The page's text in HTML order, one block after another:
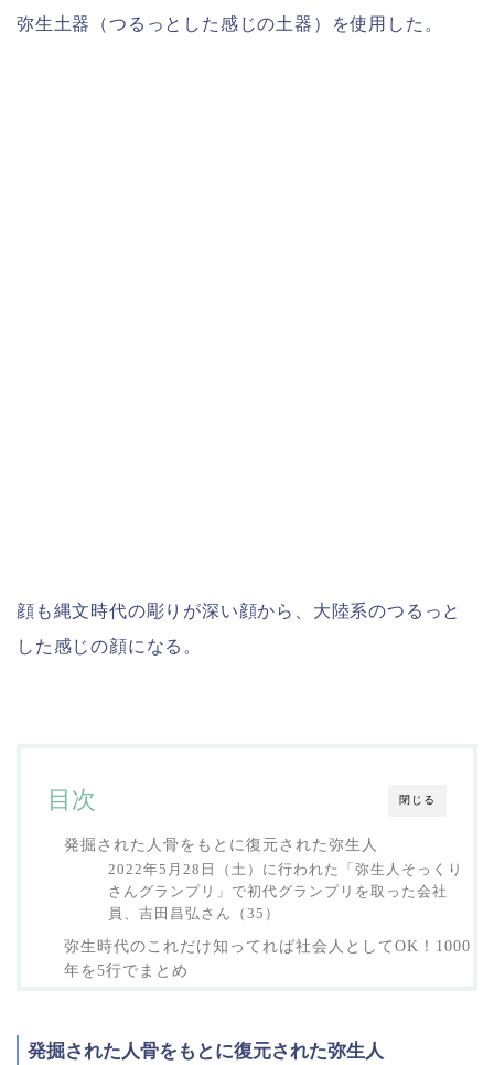
弥生土器（つるっとした感じの土器）を使用した。
顔も縄文時代の彫りが深い顔から、大陸系のつるっと
した感じの顔になる。
閉じる
目次
発掘された人骨をもとに復元された弥生人
2022年5月28日（土）に行われた「弥生人そっくり
さんグランプリ」で初代グランプリを取った会社
員、吉田昌弘さん（35）
弥生時代のこれだけ知ってれば社会人としてOK！1000
年を5行でまとめ
発掘された人骨をもとに復元された弥生人